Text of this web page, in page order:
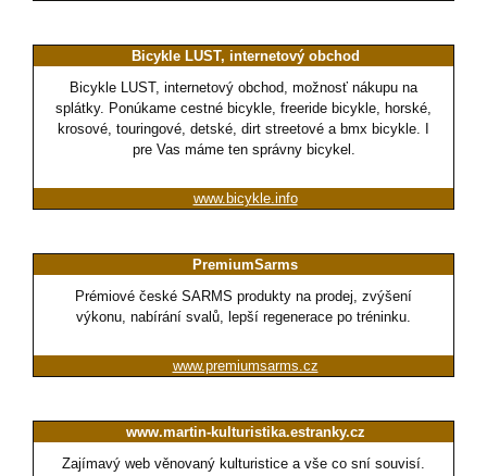
Bicykle LUST, internetový obchod
Bicykle LUST, internetový obchod, možnosť nákupu na
splátky. Ponúkame cestné bicykle, freeride bicykle, horské,
krosové, touringové, detské, dirt streetové a bmx bicykle. I
pre Vas máme ten správny bicykel.
www.bicykle.info
PremiumSarms
Prémiové české SARMS produkty na prodej, zvýšení
výkonu, nabírání svalů, lepší regenerace po tréninku.
www.premiumsarms.cz
www.martin-kulturistika.estranky.cz
Zajímavý web věnovaný kulturistice a vše co sní souvisí.